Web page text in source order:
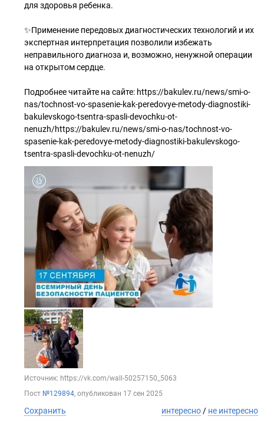
для здоровья ребенка.
✨Применение передовых диагностических технологий и их
экспертная интерпретация позволили избежать
неправильного диагноза и, возможно, ненужной операции
на открытом сердце.
Подробнее читайте на сайте: https://bakulev.ru/news/smi-o-
nas/tochnost-vo-spasenie-kak-peredovye-metody-diagnostiki-
bakulevskogo-tsentra-spasli-devochku-ot-
nenuzh/https://bakulev.ru/news/smi-o-nas/tochnost-vo-
spasenie-kak-peredovye-metody-diagnostiki-bakulevskogo-
tsentra-spasli-devochku-ot-nenuzh/
Источник: https://vk.com/wall-50257150_5063
Пост №129894, опубликован 17 сен 2025
Сохранить интересно / не интересно